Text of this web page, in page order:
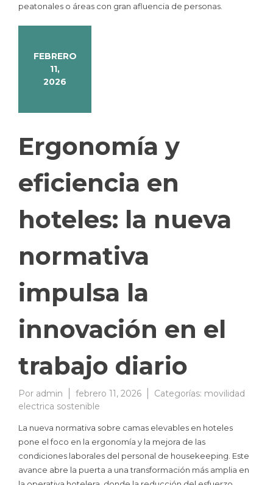
peatonales o áreas con gran afluencia de personas.
FEBRERO
11,
2026
Ergonomía y
eficiencia en
hoteles: la nueva
normativa
impulsa la
innovación en el
trabajo diario
Por admin febrero 11, 2026 Categorías: movilidad
electrica sostenible
La nueva normativa sobre camas elevables en hoteles
pone el foco en la ergonomía y la mejora de las
condiciones laborales del personal de housekeeping. Este
avance abre la puerta a una transformación más amplia en